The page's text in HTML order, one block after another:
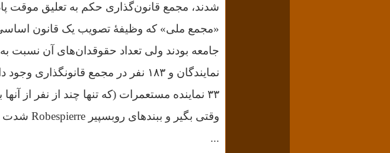
شدند، مجمع قانون‌گذاری حکم به تعلیق موقت
«مجمع ملی» که وظیفهٔ تصویب یک قانون
نمایندگان و ۱۸۳ نفر در مجمع
۳۳ نماینده مستعمرات (که تنها چند از نفر از آنها به پاریس رسیدند) ۷۴۹ نفر بود.
وقتی بگیر و ببندهای روبسپیر Robespierre شدت گرفت، تعداد میانگین نمایندگان به ۲۵۰ نفر رسید.
...